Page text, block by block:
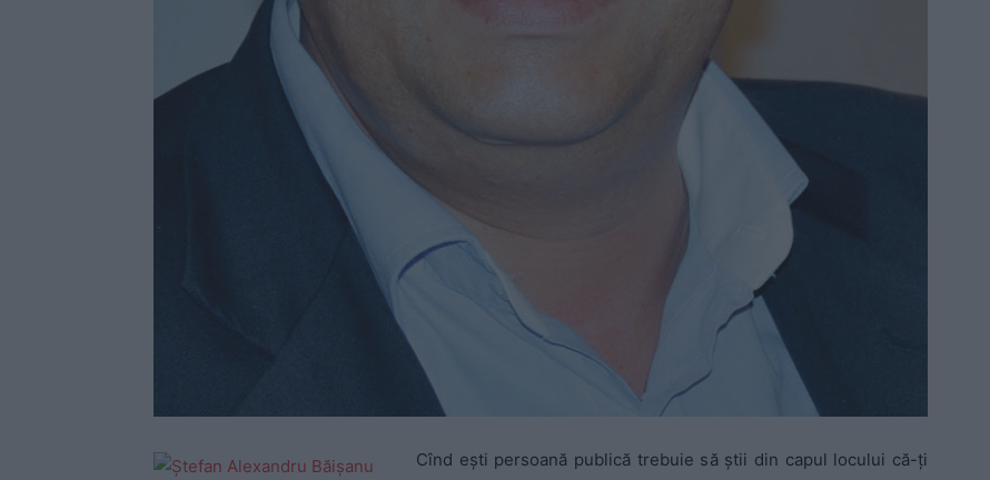
Cînd eşti persoană publică trebuie să ştii din capul locului că-ţi